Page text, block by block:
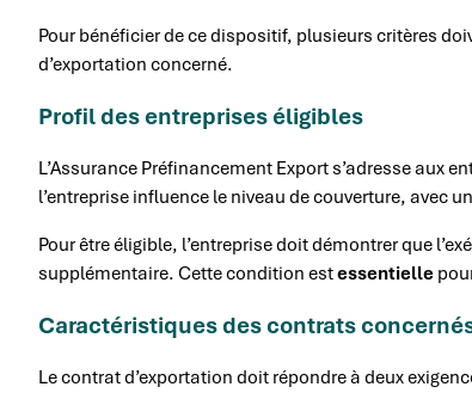
Pour bénéficier de ce dispositif, plusieurs critères
d’exportation concerné.
Profil des entreprises éligibles
L’Assurance Préfinancement Export s’adresse aux
l’entreprise influence le niveau de couverture, avec
Pour être éligible, l’entreprise doit démontrer que
supplémentaire. Cette condition estessentielle
Caractéristiques des contrats
Le contrat d’exportation doit répondre à deux